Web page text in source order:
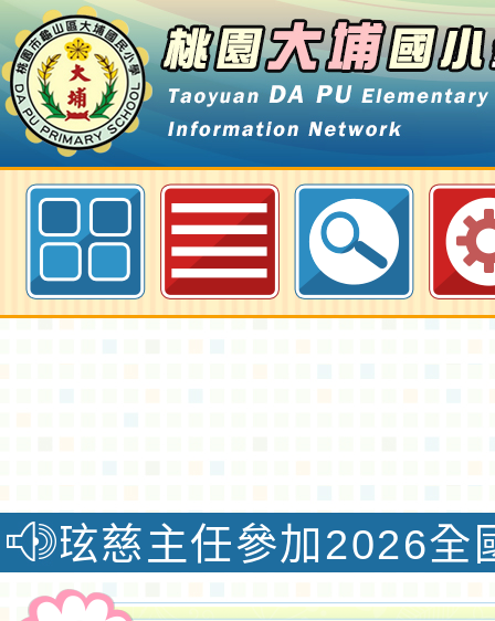
114年度教師專業成長研習實施計
養工作坊-桃園場-桃園大埔國小全
任參加2026全國教學